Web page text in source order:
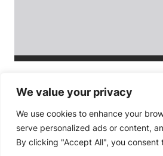
We value your privacy
We use cookies to enhance your
serve personalized ads or content,
By clicking "Accept All", you consent